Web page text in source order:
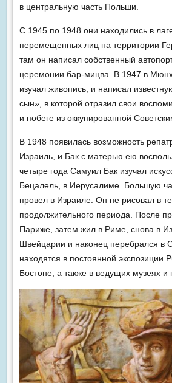
в центральную часть Польши.
С 1945 по 1948 они находились в
перемещенных лиц на территории
там он написал собственный
церемонии бар-мицва. В 1947 в
изучал живопись, и написал
сын», в которой отразил свои
и побеге из оккупированной
В 1948 появилась возможность
Израиль, и Бак с матерью ею
четыре года Самуил Бак изучал
Бецалель, в Иерусалиме. Большую
провел в Израиле. Он не рисовал в
продолжительного периода. После
Париже, затем жил в Риме, снова в
Швейцарии и наконец перебрался в
находятся в постоянной экспозиции
Бостоне, а также в ведущих музеях и